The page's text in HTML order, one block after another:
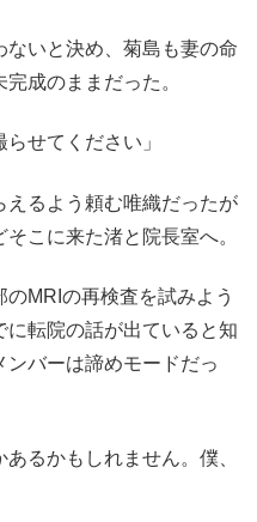
ないと決め、菊島も妻の命
成のままだった。
せてください」
るよう頼む唯織だったが
こに来た渚と院長室へ。
MRIの再検査を試みよう
に転院の話が出ていると知
ンバーは諦めモードだっ
るかもしれません。僕、